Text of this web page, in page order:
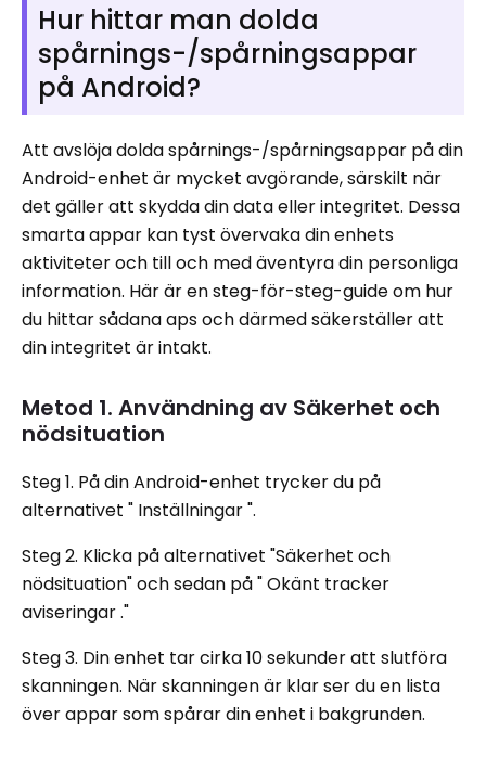
Hur hittar man dolda
spårnings-/spårningsappar
på Android?
Att avslöja dolda spårnings-/spårningsappar på din
Android-enhet är mycket avgörande, särskilt när
det gäller att skydda din data eller integritet. Dessa
smarta appar kan tyst övervaka din enhets
aktiviteter och till och med äventyra din personliga
information. Här är en steg-för-steg-guide om hur
du hittar sådana aps och därmed säkerställer att
din integritet är intakt.
Metod 1. Användning av Säkerhet och
nödsituation
Steg 1. På din Android-enhet trycker du på
alternativet " Inställningar ".
Steg 2. Klicka på alternativet "Säkerhet och
nödsituation" och sedan på " Okänt tracker
aviseringar ."
Steg 3. Din enhet tar cirka 10 sekunder att slutföra
skanningen. När skanningen är klar ser du en lista
över appar som spårar din enhet i bakgrunden.